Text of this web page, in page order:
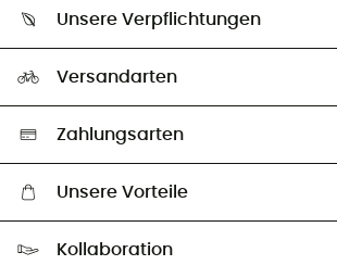
Größentabelle
Vertrag widerrufen
Unsere Botschafter
Unsere Verpflichtungen
Auswahl an nachhaltigen Produkten
Versandarten
Zahlungsarten
Unsere Vorteile
Kollaboration